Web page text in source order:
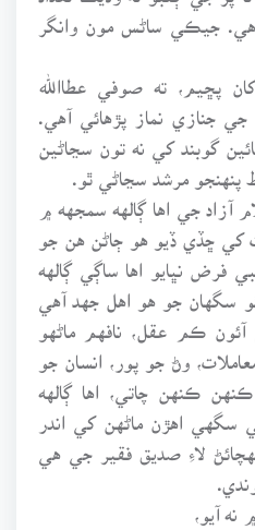
جيڪي ساڻس مون وانگر
پڇيم، ته صوفي عطاالله
جنازي نماز پڙهائي آهي.
گوبند کي نه تون سڃاڻين
پنهنجو مرشد سڃاڻي ٿو.
آزاد جي اها ڳالهه سمجهه ۾
کي ڇڏي ڏيو هو ڄاڻن هن جو
فرض نڀايو اها ساڳي ڳالهه
سگهان جو هو اهل جهد آهي
ڪم عقل، نافهم ماڻهو
وڻ جو پور، انسان جو
ڪنهن چاتي، اها ڳالهه
سگهي اهڙن ماڻهن کي اندر
لاءِ صديق فقير جي هي
آيو،